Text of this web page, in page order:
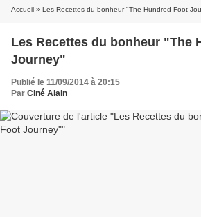
Accueil » Les Recettes du bonheur "The Hundred-Foot
Les Recettes du bonheur "The
Journey"
Publié le 11/09/2014 à 20:15
Par Ciné Alain